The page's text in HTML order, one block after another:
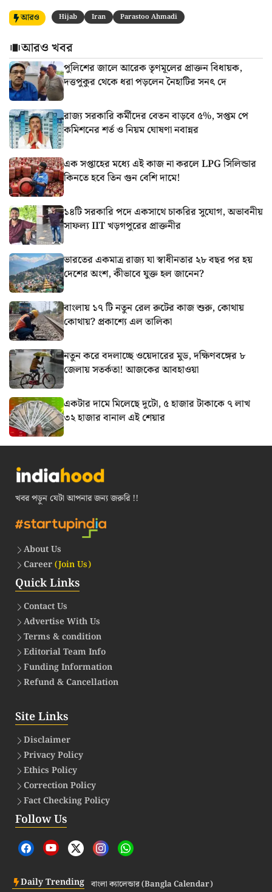
আরও Hijab Iran Parastoo Ahmadi
আরও খবর
পুলিশের জালে আরেক তৃণমূলের প্রাক্তন বিধায়ক,
দত্তপুকুর থেকে ধরা পড়লেন নৈহাটির সনৎ দে
রাজ্য সরকারি কর্মীদের বেতন বাড়বে ৫%, সপ্তম পে
কমিশনের শর্ত ও নিয়ম ঘোষণা নবান্নর
এক সপ্তাহের মধ্যে এই কাজ না করলে LPG সিলিন্ডার
কিনতে হবে তিন গুন বেশি দামে!
১৪টি সরকারি পদে একসাথে চাকরির সুযোগ, অভাবনীয়
সাফল্য IIT খড়গপুরের প্রাক্তনীর
ভারতের একমাত্র রাজ্য যা স্বাধীনতার ২৮ বছর পর হয়
দেশের অংশ, কীভাবে যুক্ত হল জানেন?
বাংলায় ১৭ টি নতুন রেল রুটের কাজ শুরু, কোথায়
কোথায়? প্রকাশ্যে এল তালিকা
নতুন করে বদলাচ্ছে ওয়েদারের মুড, দক্ষিণবঙ্গের ৮
জেলায় সতর্কতা! আজকের আবহাওয়া
একটার দামে মিলেছে দুটো, ৫ হাজার টাকাকে ৭ লাখ
৩২ হাজার বানাল এই শেয়ার
খবর পড়ুন যেটা আপনার জন্য জরুরি !!
About Us
Career(Join Us)
Quick Links
Contact Us
Advertise With Us
Terms & condition
Editorial Team Info
Funding Information
Refund & Cancellation
Site Links
Disclaimer
Privacy Policy
Ethics Policy
Correction Policy
Fact Checking Policy
Follow Us
Daily Trending বাংলা ক্যালেন্ডার (Bangla Calendar)